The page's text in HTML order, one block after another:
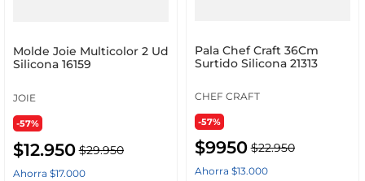
Molde Joie Multicolor 2 Ud
Silicona 16159
JOIE
-57%
$12.950 $29.950
Ahorra $17.000
Pala Chef Craft 36Cm
Surtido Silicona 21313
CHEF CRAFT
-57%
$9950 $22.950
Ahorra $13.000